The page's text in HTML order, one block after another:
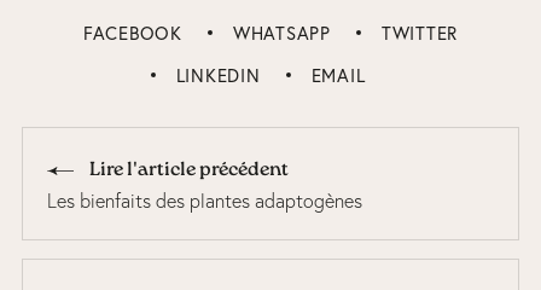
FACEBOOK WHATSAPP
TWITTER
LINKEDIN
EMAIL
Lire l'article précédent
Les bienfaits des plantes adaptogènes